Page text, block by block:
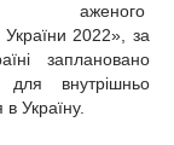
аженого
України 2022», за
заплановано
для внутрішньо
Україну.